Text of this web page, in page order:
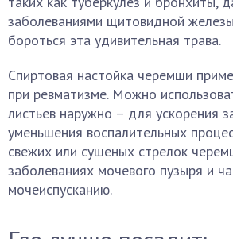
заболеваниями щитовидной
бороться эта удивительная трава.
Спиртовая настойка черемши
при ревматизме. Можно
листьев наружно – для ускорения
уменьшения воспалительных
свежих или сушеных стрелок
заболеваниях мочевого пузыря и
мочеиспусканию.